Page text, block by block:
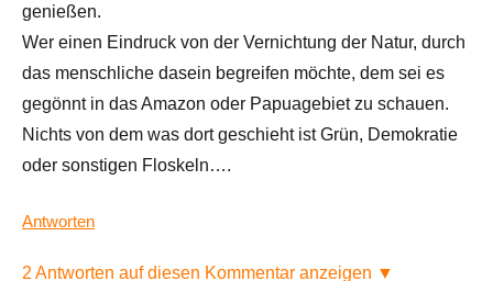
genießen.
Wer einen Eindruck von der Vernichtung der Natur, durch
das menschliche dasein begreifen möchte, dem sei es
gegönnt in das Amazon oder Papuagebiet zu schauen.
Nichts von dem was dort geschieht ist Grün, Demokratie
oder sonstigen Floskeln….
Antworten
2 Antworten auf diesen Kommentar anzeigen ▼